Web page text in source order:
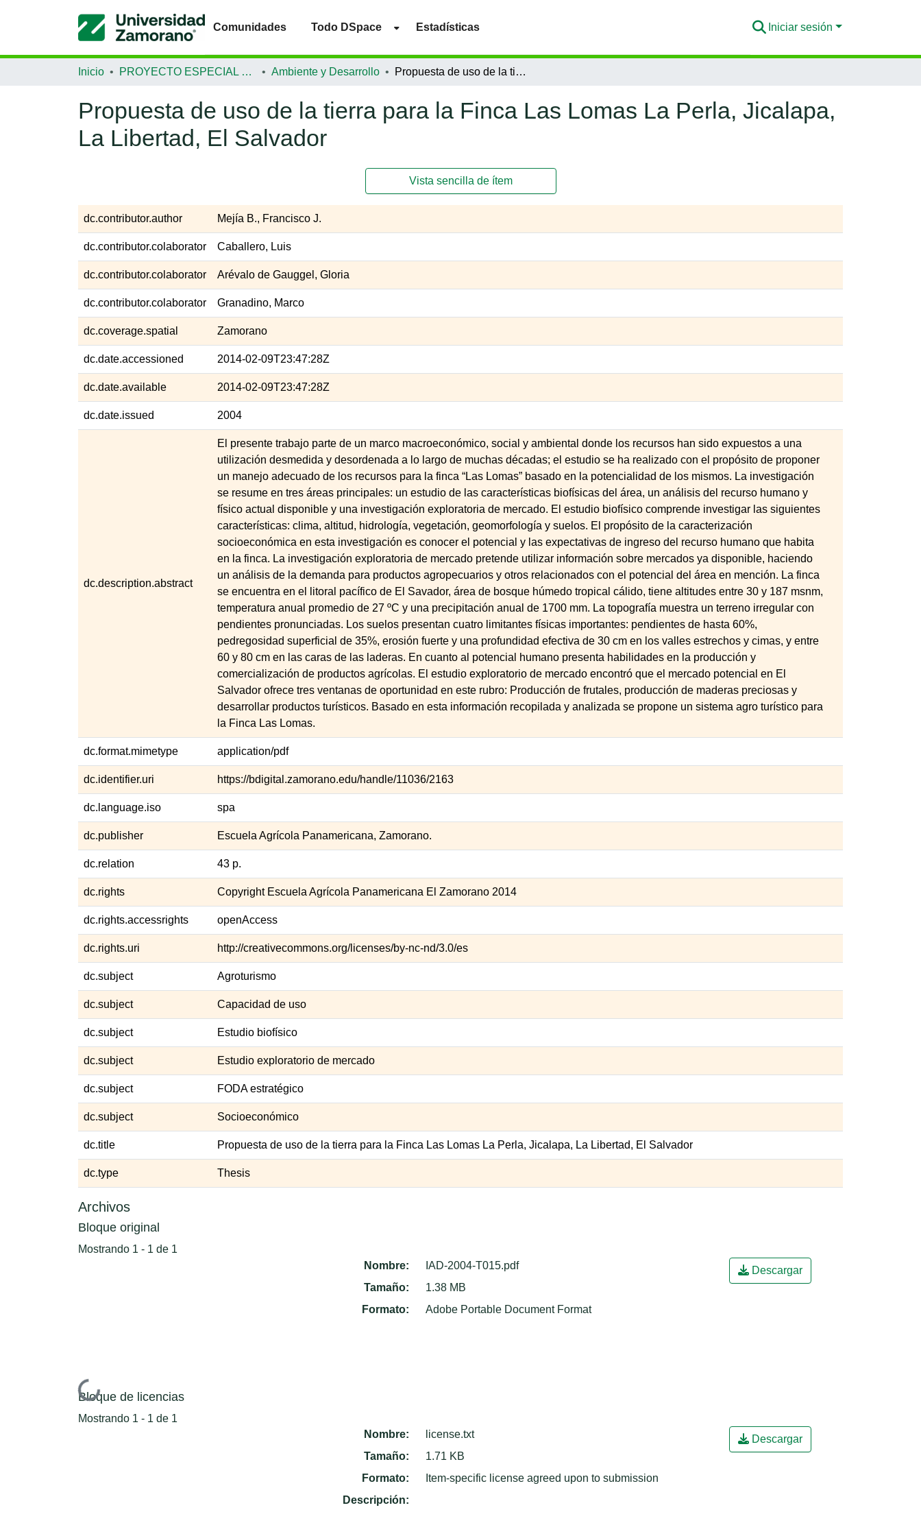
Comunidades Todo DSpace Estadísticas Iniciar sesión
Inicio PROYECTO ESPECIAL DE GRADUACIÓN Ambiente y Desarrollo Propuesta de uso de la tierra para la Finca Las Lomas La Perla, Jicalapa, La Libertad, El Salvador
Propuesta de uso de la tierra para la Finca Las Lomas La Perla, Jicalapa,
La Libertad, El Salvador
Vista sencilla de ítem
dc.contributor.author Mejía B., Francisco J.
dc.contributor.colaborator Caballero, Luis
dc.contributor.colaborator Arévalo de Gauggel, Gloria
dc.contributor.colaborator Granadino, Marco
dc.coverage.spatial Zamorano
dc.date.accessioned 2014-02-09T23:47:28Z
dc.date.available 2014-02-09T23:47:28Z
dc.date.issued 2004
dc.description.abstract
El presente trabajo parte de un marco macroeconómico, social y ambiental donde los recursos han sido expuestos a una
utilización desmedida y desordenada a lo largo de muchas décadas; el estudio se ha realizado con el propósito de proponer
un manejo adecuado de los recursos para la finca “Las Lomas” basado en la potencialidad de los mismos. La investigación
se resume en tres áreas principales: un estudio de las características biofísicas del área, un análisis del recurso humano y
físico actual disponible y una investigación exploratoria de mercado. El estudio biofísico comprende investigar las siguientes
características: clima, altitud, hidrología, vegetación, geomorfología y suelos. El propósito de la caracterización
socioeconómica en esta investigación es conocer el potencial y las expectativas de ingreso del recurso humano que habita
en la finca. La investigación exploratoria de mercado pretende utilizar información sobre mercados ya disponible, haciendo
un análisis de la demanda para productos agropecuarios y otros relacionados con el potencial del área en mención. La finca
se encuentra en el litoral pacífico de El Savador, área de bosque húmedo tropical cálido, tiene altitudes entre 30 y 187 msnm,
temperatura anual promedio de 27 ºC y una precipitación anual de 1700 mm. La topografía muestra un terreno irregular con
pendientes pronunciadas. Los suelos presentan cuatro limitantes físicas importantes: pendientes de hasta 60%,
pedregosidad superficial de 35%, erosión fuerte y una profundidad efectiva de 30 cm en los valles estrechos y cimas, y entre
60 y 80 cm en las caras de las laderas. En cuanto al potencial humano presenta habilidades en la producción y
comercialización de productos agrícolas. El estudio exploratorio de mercado encontró que el mercado potencial en El
Salvador ofrece tres ventanas de oportunidad en este rubro: Producción de frutales, producción de maderas preciosas y
desarrollar productos turísticos. Basado en esta información recopilada y analizada se propone un sistema agro turístico para
la Finca Las Lomas.
dc.format.mimetype application/pdf
dc.identifier.uri https://bdigital.zamorano.edu/handle/11036/2163
dc.language.iso spa
dc.publisher Escuela Agrícola Panamericana, Zamorano.
dc.relation 43 p.
dc.rights Copyright Escuela Agrícola Panamericana El Zamorano 2014
dc.rights.accessrights openAccess
dc.rights.uri http://creativecommons.org/licenses/by-nc-nd/3.0/es
dc.subject Agroturismo
dc.subject Capacidad de uso
dc.subject Estudio biofísico
dc.subject Estudio exploratorio de mercado
dc.subject FODA estratégico
dc.subject Socioeconómico
dc.title Propuesta de uso de la tierra para la Finca Las Lomas La Perla, Jicalapa, La Libertad, El Salvador
dc.type Thesis
Archivos
Bloque original
Mostrando 1 - 1 de 1
Cargando...
Nombre:
IAD-2004-T015.pdf
Tamaño:
1.38 MB
Formato:
Adobe Portable Document Format
Descargar
Bloque de licencias
Mostrando 1 - 1 de 1
Nombre:
license.txt
Tamaño:
1.71 KB
Formato:
Item-specific license agreed upon to submission
Descripción:
Descargar